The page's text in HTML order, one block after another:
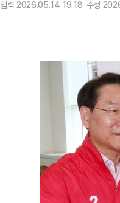
입력 2026.05.14 19:18 수정